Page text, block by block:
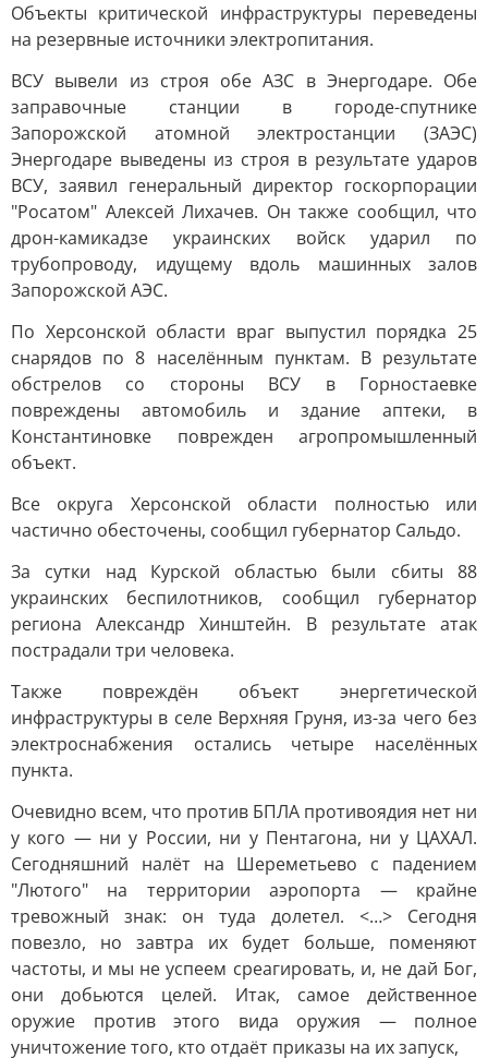
Объекты критической инфраструктуры переведены
на резервные источники электропитания.
ВСУ вывели из строя обе АЗС в Энергодаре. Обе
заправочные станции в городе-спутнике
Запорожской атомной электростанции (ЗАЭС)
Энергодаре выведены из строя в результате ударов
ВСУ, заявил генеральный директор госкорпорации
"Росатом" Алексей Лихачев. Он также сообщил, что
дрон-камикадзе украинских войск ударил по
трубопроводу, идущему вдоль машинных залов
Запорожской АЭС.
По Херсонской области враг выпустил порядка 25
снарядов по 8 населённым пунктам. В результате
обстрелов со стороны ВСУ в Горностаевке
повреждены автомобиль и здание аптеки, в
Константиновке поврежден агропромышленный
объект.
Все округа Херсонской области полностью или
частично обесточены, сообщил губернатор Сальдо.
За сутки над Курской областью были сбиты 88
украинских беспилотников, сообщил губернатор
региона Александр Хинштейн. В результате атак
пострадали три человека.
Также повреждён объект энергетической
инфраструктуры в селе Верхняя Груня, из-за чего без
электроснабжения остались четыре населённых
пункта.
Очевидно всем, что против БПЛА противоядия нет ни
у кого — ни у России, ни у Пентагона, ни у ЦАХАЛ.
Сегодняшний налёт на Шереметьево с падением
"Лютого" на территории аэропорта — крайне
тревожный знак: он туда долетел. <…> Сегодня
повезло, но завтра их будет больше, поменяют
частоты, и мы не успеем среагировать, и, не дай Бог,
они добьются целей. Итак, самое действенное
оружие против этого вида оружия — полное
уничтожение того, кто отдаёт приказы на их запуск,